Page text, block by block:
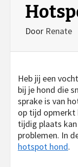
Door Renate
Heb jij een
bij je hond die
sprake is van
op tijd opmerkt
tijdig plaats
problemen. In
hotspot hond.